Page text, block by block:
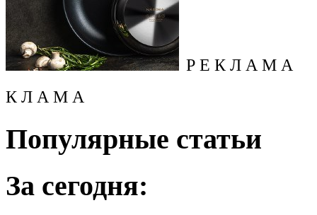
Р Е К Л А М А
К Л А М А
Популярные статьи
За сегодня: